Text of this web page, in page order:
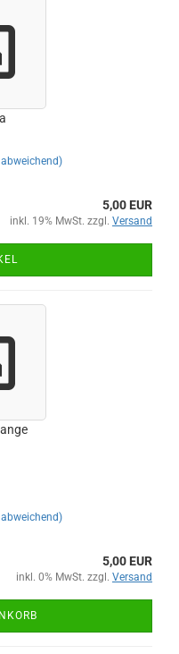
5,00 EUR
inkl. 19% MwSt. zzgl. Versand
5,00 EUR
inkl. 0% MwSt. zzgl. Versand